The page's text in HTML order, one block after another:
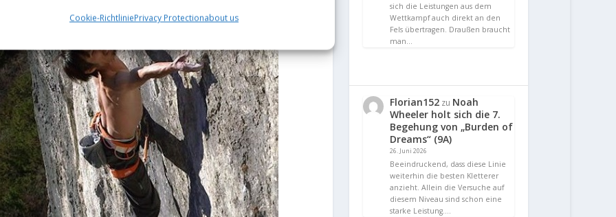
Cookie-RichtliniePrivacy Protectionabout us
sich die Leistungen aus dem
Wettkampf auch direkt an den
Fels übertragen. Draußen braucht
man…
Florian152 zu Noah
Wheeler holt sich die 7.
Begehung von „Burden of
Dreams“ (9A)
26. Juni 2026
Beeindruckend, dass diese Linie
weiterhin die besten Kletterer
anzieht. Allein die Versuche auf
diesem Niveau sind schon eine
starke Leistung.…